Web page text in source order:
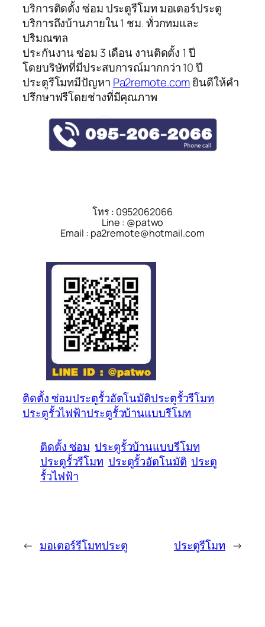
บริการติดตั้ง ซ่อม ประตูรีโมท มอเตอร์ประตู
บริการถึงบ้านภายใน 1 ชม. ทั่วกทมและ
ปริมณฑล
ประกันงาน ซ่อม 3 เดือน งานติดตั้ง 1 ปี
โดยบริษัทที่มีประสบการณ์มากกว่า 10 ปี
ประตูรีโมทมีปัญหา Pa2remote.comยินดีให้คำ
ปรึกษาฟรีโดยช่างที่มีคุณภาพ
โทร : 0952062066
Line : @patwo
Email : pa2remote@hotmail.com
ติดตั้ง ซ่อมประตูรั้วอัตโนมัติประตูรั้วรีโมท
ประตูรั้วไฟฟ้าประตูรั้วบ้านแบบรีโมท
ติดตั้ง ซ่อม ประตูรั้วบ้านแบบรีโมท
ประตูรั้วรีโมท ประตูรั้วอัตโนมัติ ประตู
รั้วไฟฟ้า
← มอเตอร์รีโมทประตู ประตูรีโมท →